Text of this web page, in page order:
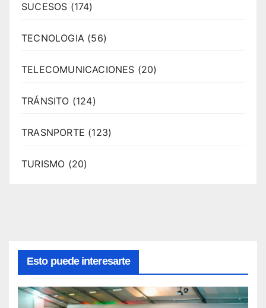
SUCESOS (174)
TECNOLOGIA (56)
TELECOMUNICACIONES (20)
TRÁNSITO (124)
TRASNPORTE (123)
TURISMO (20)
Esto puede interesarte